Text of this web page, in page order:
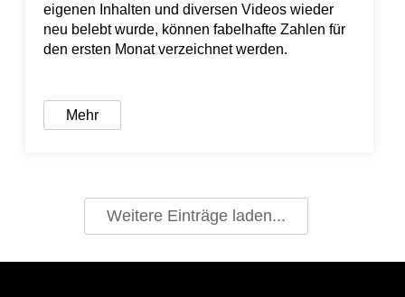
eigenen Inhalten und diversen Videos wieder
neu belebt wurde, können fabelhafte Zahlen für
den ersten Monat verzeichnet werden.
Mehr
Weitere Einträge laden...